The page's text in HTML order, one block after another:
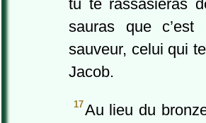
tu te rassasieras
sauras que
sauveur, celui qui
Jacob.
17Au lieu du